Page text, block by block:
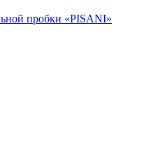
пробки «PISANI»